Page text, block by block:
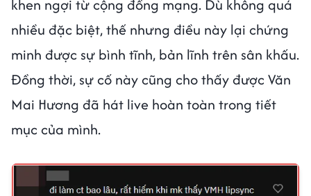
khen ngợi từ cộng đồng mạng. Dù không quá
nhiều đặc biệt, thế nhưng điều này lại chứng
minh được sự bình tĩnh, bản lĩnh trên sân khấu.
Đồng thời, sự cố này cũng cho thấy được Văn
Mai Hương đã hát live hoàn toàn trong tiết
mục của mình.